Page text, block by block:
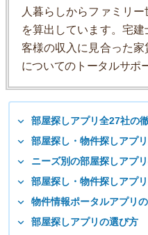
人暮らしからファミリ
を算出しています。宅
客様の収入に見合った
についてのトータルサポ
部屋探しアプリ全27社の
部屋探し・物件探しアプ
ニーズ別の部屋探しアプ
部屋探し・物件探しアプ
物件情報ポータルアプリ
部屋探しアプリの選び方